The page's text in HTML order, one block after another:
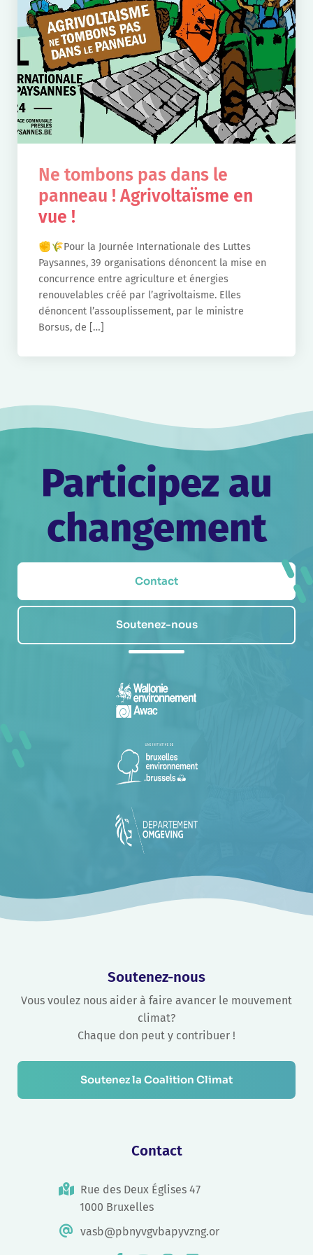
Ne tombons pas dans le
panneau ! Agrivoltaïsme en
vue !
✊🌾Pour la Journée Internationale des Luttes
Paysannes, 39 organisations dénoncent la mise en
concurrence entre agriculture et énergies
renouvelables créé par l’agrivoltaisme. Elles
dénoncent l’assouplissement, par le ministre
Borsus, de […]
Participez au
changement
Contact
Soutenez-nous
Soutenez-nous
Vous voulez nous aider à faire avancer le mouvement
climat?
Chaque don peut y contribuer !
Soutenez la Coalition Climat
Contact
Rue des Deux Églises 47
1000 Bruxelles
vasb@pbnyvgvbapyvzng.or